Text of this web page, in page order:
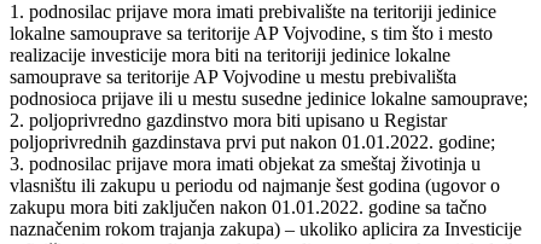
1. podnosilac prijave mora imati prebivalište na teritoriji jedinice
lokalne samouprave sa teritorije AP Vojvodine, s tim što i mesto
realizacije investicije mora biti na teritoriji jedinice lokalne
samouprave sa teritorije AP Vojvodine u mestu prebivališta
podnosioca prijave ili u mestu susedne jedinice lokalne samouprave;
2. poljoprivredno gazdinstvo mora biti upisano u Registar
poljoprivrednih gazdinstava prvi put nakon 01.01.2022. godine;
3. podnosilac prijave mora imati objekat za smeštaj životinja u
vlasništu ili zakupu u periodu od najmanje šest godina (ugovor o
zakupu mora biti zaključen nakon 01.01.2022. godine sa tačno
naznačenim rokom trajanja zakupa) – ukoliko aplicira za Investicije